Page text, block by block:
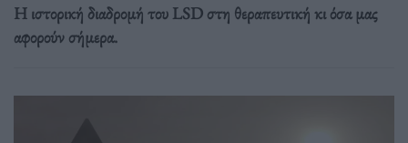
Η ιστορική διαδρομή του LSD στη θεραπευτική κι όσα μας
αφορούν σήμερα.